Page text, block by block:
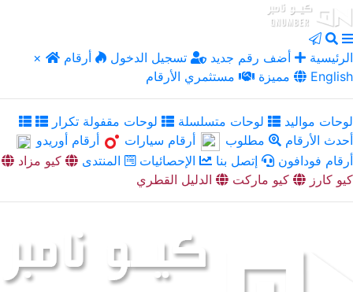
× الرئيسية أضف رقم جديد تسجيل الدخول
أرقام
مميزة
مستثمري الأرقام English
لوحات مواليد لوحات متسلسلة
لوحات مقفولة تكرار
أحدث الأرقام
مطلوب أرقام سيارات
أرقام أوريدو
أرقام فودافون
إتصل بنا الإحصائيات المنتدى
كيو مزاد
كيو كارز
كيو ماركت الدليل القطري